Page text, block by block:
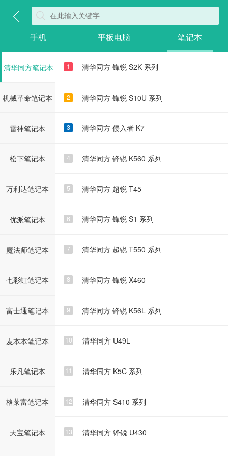
手机 平板电脑 笔记本
东芝笔记本
华为笔记本
清华同方笔记本
机械革命笔记本
雷神笔记本
松下笔记本
万利达笔记本
优派笔记本
魔法师笔记本
七彩虹笔记本
富士通笔记本
麦本本笔记本
乐凡笔记本
格莱富笔记本
天宝笔记本
1 清华同方 锋锐 S2K 系列
2 清华同方 锋锐 S10U 系列
3 清华同方 侵入者 K7
4 清华同方 锋锐 K560 系列
5 清华同方 超锐 T45
6 清华同方 锋锐 S1 系列
7 清华同方 超锐 T550 系列
8 清华同方 锋锐 X460
9 清华同方 锋锐 K56L 系列
10 清华同方 U49L
11 清华同方 K5C 系列
12 清华同方 S410 系列
13 清华同方 锋锐 U430